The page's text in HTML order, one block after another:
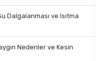
Dalgalanması ve Isıtma
Nedenler ve Kesin